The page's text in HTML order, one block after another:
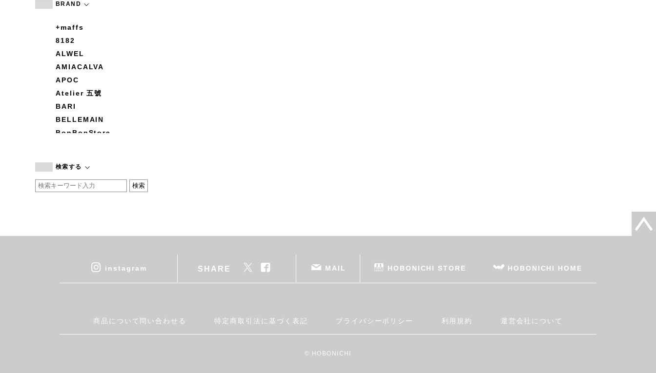
BRAND
+maffs
8182
ALWEL
AMIACALVA
APOC
Atelier 五號
BARI
BELLEMAIN
BonBonStore
by basics
CATWORTH
cohan
DEAN & DELUCA
Fatima Morocco
検索する
instagram SHARE MAIL HOBONICHI STORE HOBONICHI HOME
商品について問い合わせる 特定商取引法に基づく表記 プライバシーポリシー 利用規約 運営会社について
© HOBONICHI